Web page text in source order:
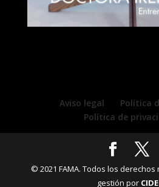
Aviso legal
Política
Política de
© 2021 FAMA. Todos los
gestión por